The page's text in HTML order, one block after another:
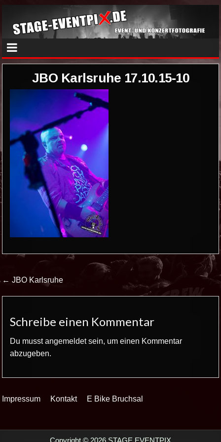
JBO Karlsruhe 17.10.15-10
Beitrags-
Navigation
← JBO Karlsruhe
Schreibe einen Kommentar
Du musstangemeldetsein, um einen Kommentar
abzugeben.
Impressum Kontakt E Bike Bruchsal
Copyright © 2026 STAGE EVENTPIX